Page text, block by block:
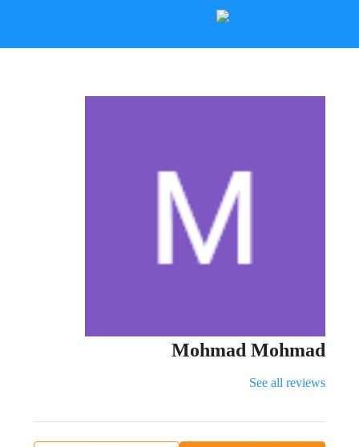
Mohmad Mohmad
See all reviews